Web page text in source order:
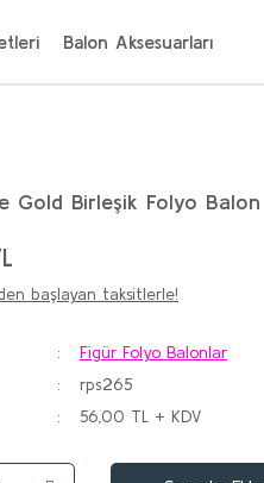
Balon Aksesuarları
Gold Birleşik Folyo Balon
başlayan taksitlerle!
Figür Folyo Balonlar
rps265
56,00 TL + KDV